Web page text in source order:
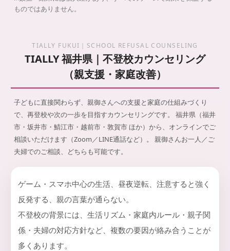
ものではありません。
TIALLY FUKUI｜SCHOOL REFUSAL COUNSELING
TIALLY 福井県｜不登校カウンセリング
（親支援・家庭改善）
子どもに直接関わらず、親御さんへの支援と家庭の仕組みづくり
で、再登校や次の一歩を目指すカウンセリングです。
福井県（福井
市・坂井市・鯖江市・越前市・敦賀市 ほか）から、オンラインでご
相談いただけます（Zoom／LINE通話など）。 親御さんお一人／ご
夫婦でのご相談、どちらも可能です。
ゲーム・スマホ中心の生活、昼夜逆転、注意すると強く
反発する、親の言葉が通らない。
不登校の背景には、生活リズム・家庭内ルール・親子関
係・夫婦の対応方針など、複数の要因が絡み合うことが
多くあります。